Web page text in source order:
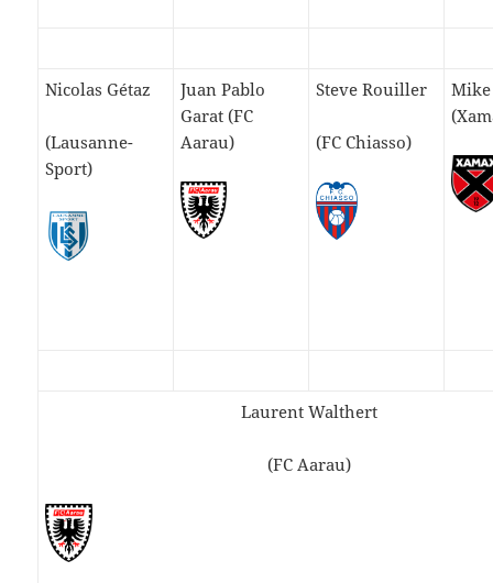
Nicolas Gétaz
(Lausanne-
Sport)
Juan Pablo
Garat (FC
Aarau)
Steve Rouiller
(FC Chiasso)
Mike
Laurent Walthert
(FC Aarau)